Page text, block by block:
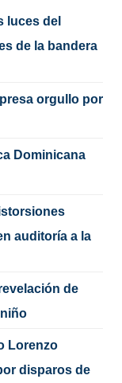
luces del
de la bandera
orgullo por
Dominicana
auditoría a la
de
Lorenzo
disparos de